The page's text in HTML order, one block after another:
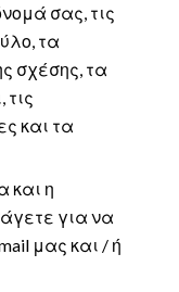
σας, τις
τα
σχέσης, τα
και τα
και η
για να
μας και / ή